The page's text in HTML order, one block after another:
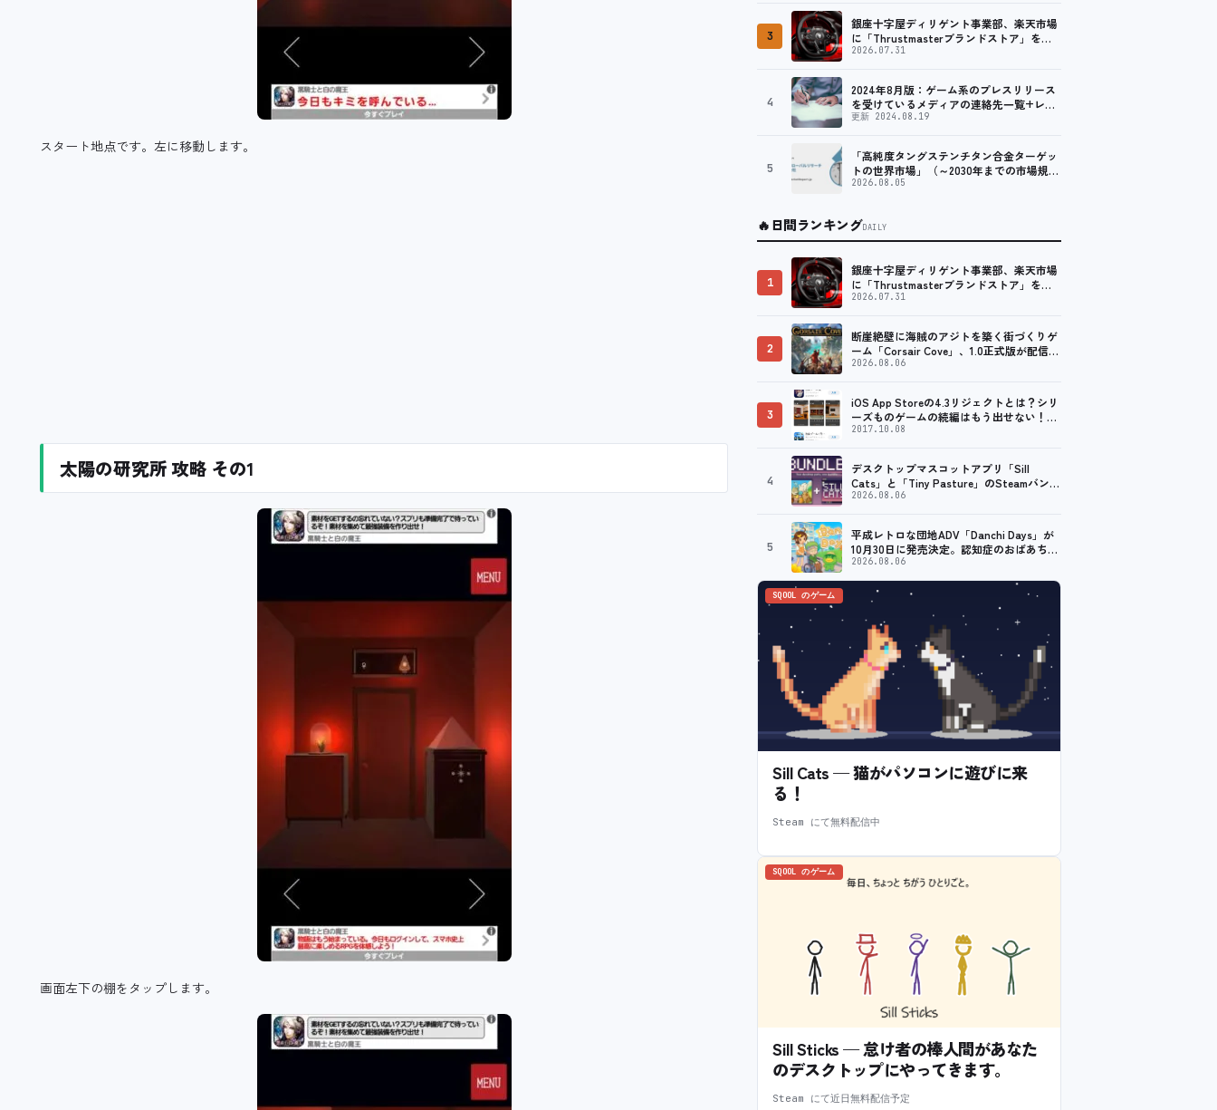
スタート地点です。左に移動します。
太陽の研究所 攻略 その1
画面左下の棚をタップします。
3
銀座十字屋ディリゲント事業部、楽天市場
に「Thrustmasterブランドストア」をオ
ープン。記念キャンペーンでポイントアッ
ローラーを中心に、幅広くラインナップ
2026.07.31
4
2024年8月版：ゲーム系のプレスリリース
を受けているメディアの連絡先一覧+レビ
ュー依頼先一覧
更新 2024.08.19
5
「高純度タングステンチタン合金ターゲッ
トの世界市場」（～2030年までの市場規模
予測）資料を発行、年平均6.5%で成長する
2026.08.05
🔥日間ランキングDAILY
1
銀座十字屋ディリゲント事業部、楽天市場
に「Thrustmasterブランドストア」をオ
ープン。記念キャンペーンでポイントアッ
ローラーを中心に、幅広くラインナップ
2026.07.31
2
断崖絶壁に海賊のアジトを築く街づくりゲ
ーム「Corsair Cove」、1.0正式版が配信開
始！
2026.08.06
3
iOS App Storeの4.3リジェクトとは？シリ
ーズものゲームの続編はもう出せない！？
脱出ゲームで相次ぐリジェクト
2017.10.08
4
デスクトップマスコットアプリ「Sill
Cats」と「Tiny Pasture」のSteamバンド
ルセットが販売開始。通常価格より10%割
2026.08.06
5
平成レトロな団地ADV「Danchi Days」が
10月30日に発売決定。認知症のおばあちゃ
んのために夏祭り復活を目指す
2026.08.06
SQOOL のゲーム
Sill Cats — 猫がパソコンに遊びに来
る！
Steam にて無料配信中
SQOOL のゲーム
Sill Sticks — 怠け者の棒人間があなた
のデスクトップにやってきます。
Steam にて近日無料配信予定